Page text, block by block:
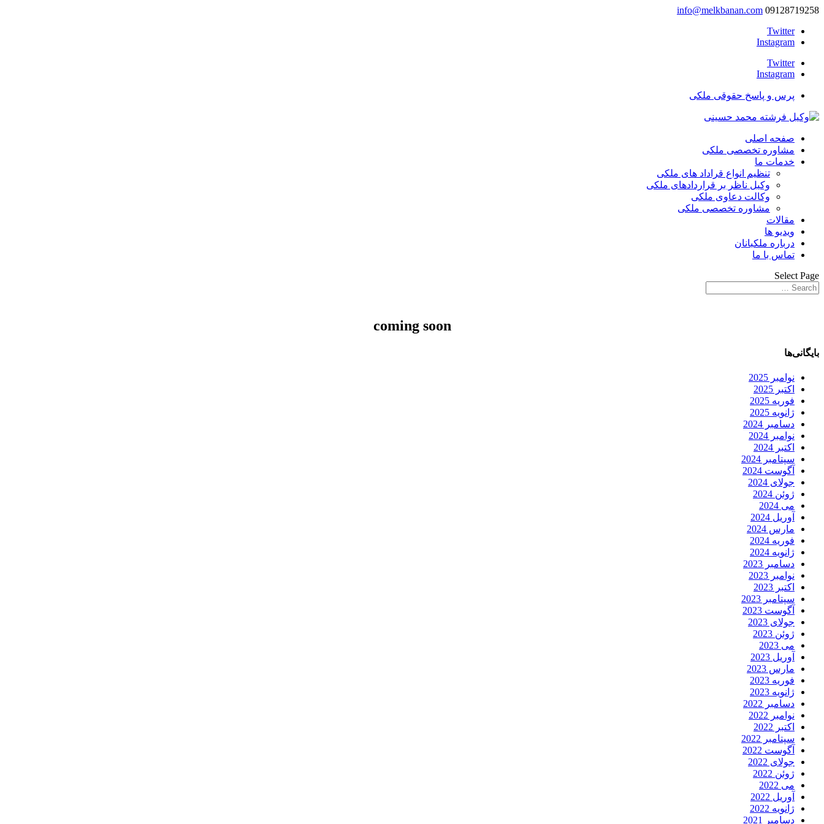
09128719258
info@melkbanan.com
Twitter
Instagram
Twitter
Instagram
پرس و پاسخ حقوقی ملکی
صفحه اصلی
مشاوره تخصصی ملکی
خدمات ما
تنظیم انواع قراداد های ملکی
وکیل ناظر بر قراردادهای ملکی
وکالت دعاوی ملکی
مشاوره تخصصی ملکی
مقالات
ویدیو ها
درباره ملکبانان
تماس با ما
Select Page
coming soon
بایگانی‌ها
نوامبر 2025
اکتبر 2025
فوریه 2025
ژانویه 2025
دسامبر 2024
نوامبر 2024
اکتبر 2024
سپتامبر 2024
آگوست 2024
جولای 2024
ژوئن 2024
می 2024
آوریل 2024
مارس 2024
فوریه 2024
ژانویه 2024
دسامبر 2023
نوامبر 2023
اکتبر 2023
سپتامبر 2023
آگوست 2023
جولای 2023
ژوئن 2023
می 2023
آوریل 2023
مارس 2023
فوریه 2023
ژانویه 2023
دسامبر 2022
نوامبر 2022
اکتبر 2022
سپتامبر 2022
آگوست 2022
جولای 2022
ژوئن 2022
می 2022
آوریل 2022
ژانویه 2022
دسامبر 2021